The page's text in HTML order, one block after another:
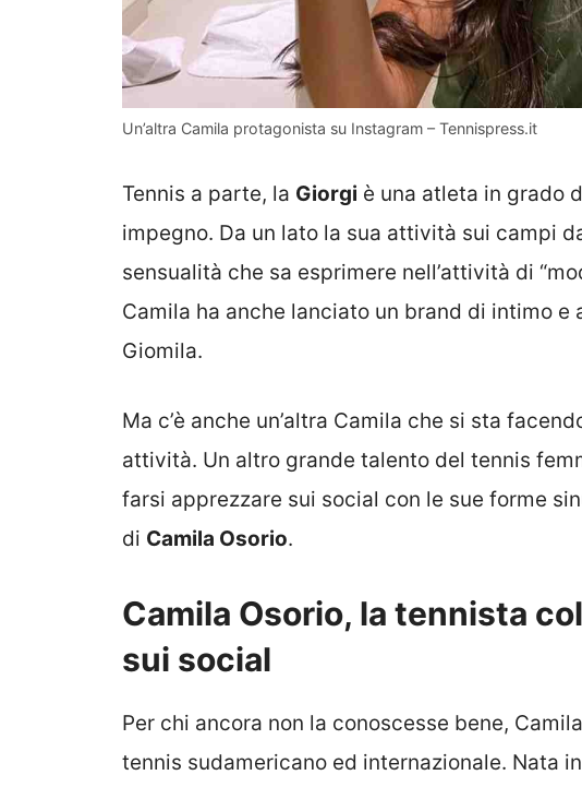
Un’altra Camila protagonista su Instagram – Tennispress.it
Tennis a parte, la Giorgi è una atleta in grado
impegno. Da un lato la sua attività sui campi
sensualità che sa esprimere nell’attività di
Camila ha anche lanciato un brand di intimo
Giomila.
Ma c’è anche un’altra Camila che si sta
attività. Un altro grande talento del tennis
farsi apprezzare sui social con le sue forme
di Camila Osorio.
Camila Osorio, la tennista
sui social
Per chi ancora non la conoscesse bene,
tennis sudamericano ed internazionale. Nata